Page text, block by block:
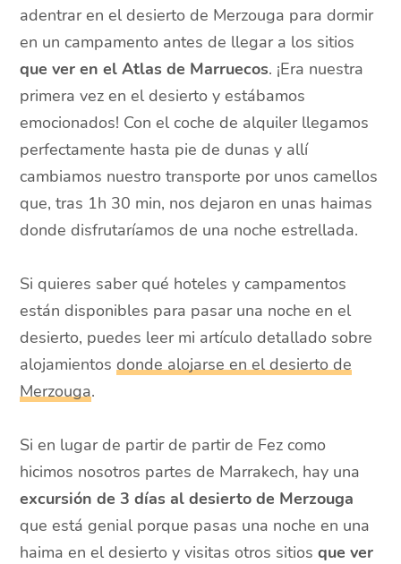
adentrar en el desierto de Merzouga para dormir
en un campamento antes de llegar a los sitios
que ver en el Atlas de Marruecos. ¡Era nuestra
primera vez en el desierto y estábamos
emocionados! Con el coche de alquiler llegamos
perfectamente hasta pie de dunas y allí
cambiamos nuestro transporte por unos camellos
que, tras 1h 30 min, nos dejaron en unas haimas
donde disfrutaríamos de una noche estrellada.
Si quieres saber qué hoteles y campamentos
están disponibles para pasar una noche en el
desierto, puedes leer mi artículo detallado sobre
alojamientosdonde alojarse en el desierto de
Merzouga.
Si en lugar de partir de partir de Fez como
hicimos nosotros partes de Marrakech, hay una
excursión de 3 días al desierto de Merzouga
que está genial porque pasas una noche en una
haima en el desierto y visitas otros sitiosque ver